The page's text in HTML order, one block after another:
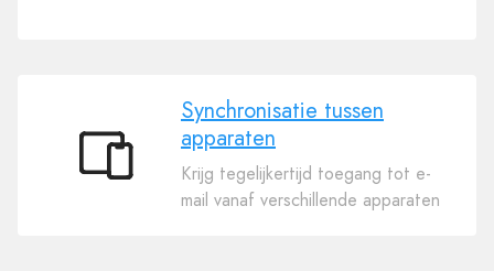
Synchronisatie
Synchronisatie tussen
apparaten
Krijg tegelijkertijd toegang tot e-
mail vanaf verschillende apparaten